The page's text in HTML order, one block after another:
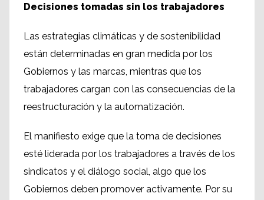
Decisiones tomadas sin los trabajadores
Las estrategias climáticas y de sostenibilidad
están determinadas en gran medida por los
Gobiernos y las marcas, mientras que los
trabajadores cargan con las consecuencias de la
reestructuración y la automatización.
El manifiesto exige que la toma de decisiones
esté liderada por los trabajadores a través de los
sindicatos y el diálogo social, algo que los
Gobiernos deben promover activamente. Por su